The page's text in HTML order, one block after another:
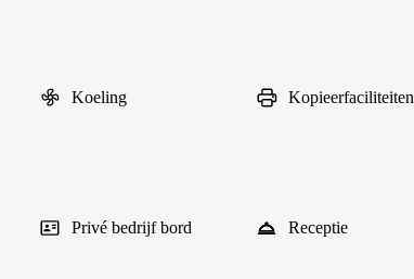
Koeling Kopieerfaciliteiten
Privé bedrijf bord Receptie